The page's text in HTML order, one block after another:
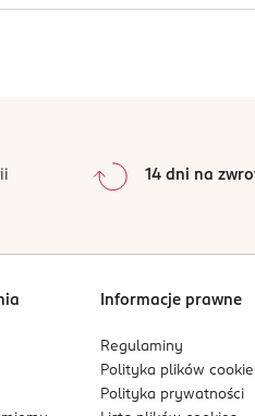
%
wgdata: od najnowszej
14 dni na
Informacje prawne
Regulaminy
Polityka plikówcookie
Polityka prywatności